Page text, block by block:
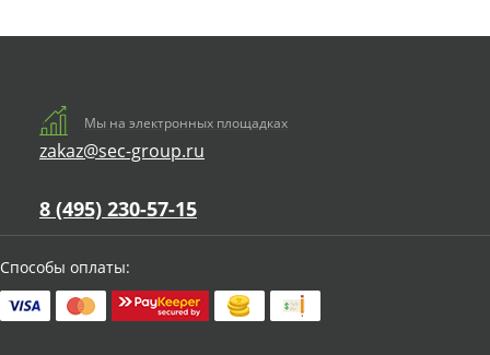
Мы на электронных площадках
zakaz@sec-group.ru
8 (495) 230-57-15
Способы оплаты: